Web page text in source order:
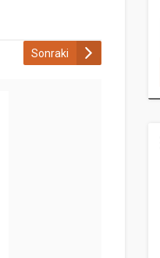
Sonraki